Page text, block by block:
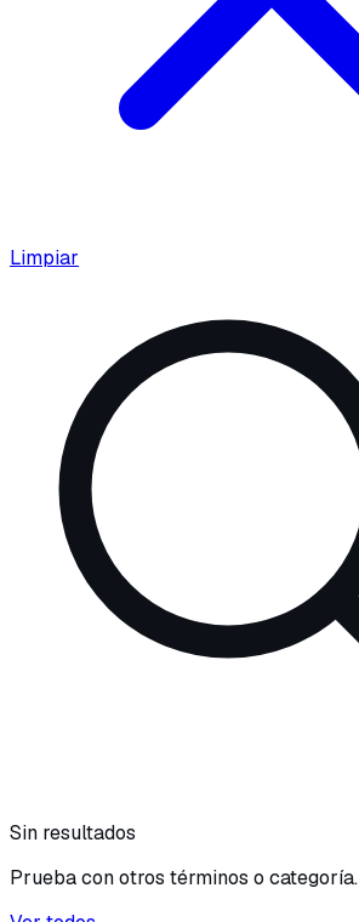
Limpiar
Sin resultados
Prueba con otros términos o categoría.